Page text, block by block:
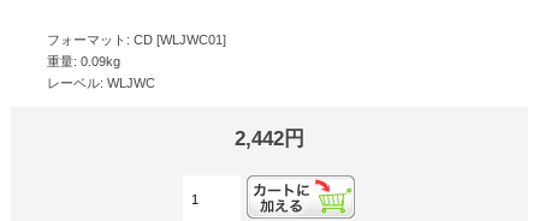
フォーマット: CD [WLJWC01]
重量: 0.09kg
レーベル: WLJWC
2,442円